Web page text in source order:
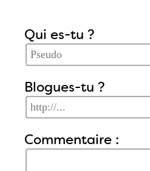
Qui es-tu ?
Blogues-tu ?
Commentaire :